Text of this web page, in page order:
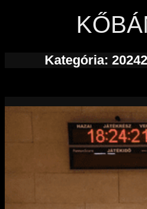
Kategória: